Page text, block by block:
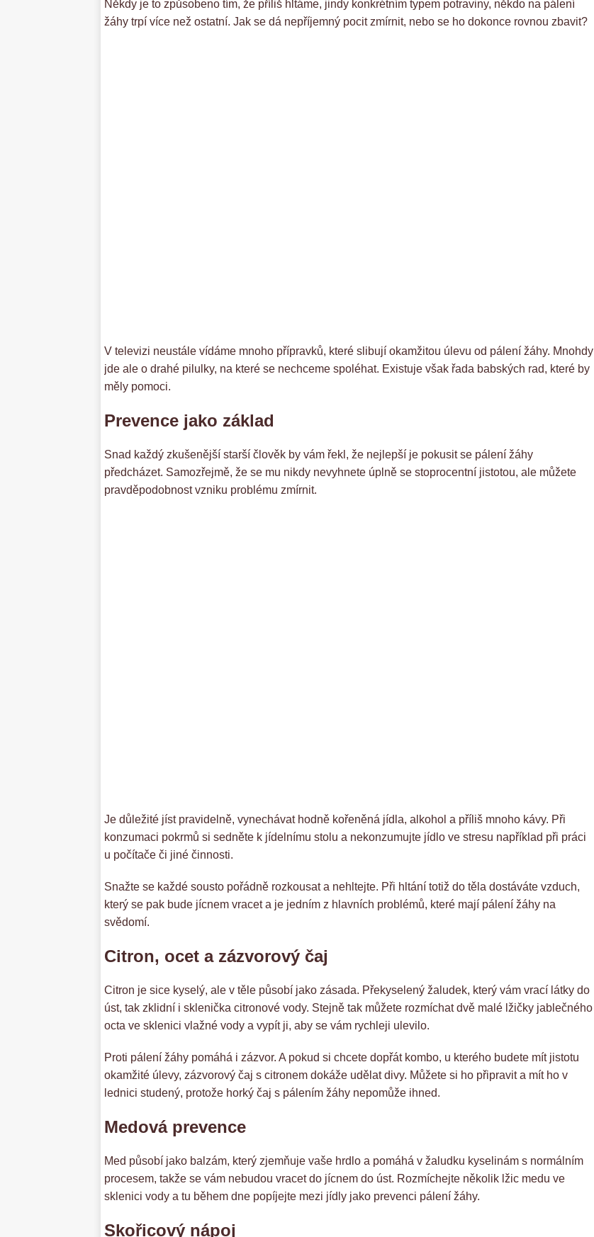
Někdy je to způsobeno tím, že příliš hltáme, jindy konkrétním typem potraviny, někdo na pálení
žáhy trpí více než ostatní. Jak se dá nepříjemný pocit zmírnit, nebo se ho dokonce rovnou zbavit?
V televizi neustále vídáme mnoho přípravků, které slibují okamžitou úlevu od pálení žáhy. Mnohdy
jde ale o drahé pilulky, na které se nechceme spoléhat. Existuje však řada babských rad, které by
měly pomoci.
Prevence jako základ
Snad každý zkušenější starší člověk by vám řekl, že nejlepší je pokusit se pálení žáhy
předcházet. Samozřejmě, že se mu nikdy nevyhnete úplně se stoprocentní jistotou, ale můžete
pravděpodobnost vzniku problému zmírnit.
Je důležité jíst pravidelně, vynechávat hodně kořeněná jídla, alkohol a příliš mnoho kávy. Při
konzumaci pokrmů si sedněte k jídelnímu stolu a nekonzumujte jídlo ve stresu například při práci
u počítače či jiné činnosti.
Snažte se každé sousto pořádně rozkousat a nehltejte. Při hltání totiž do těla dostáváte vzduch,
který se pak bude jícnem vracet a je jedním z hlavních problémů, které mají pálení žáhy na
svědomí.
Citron, ocet a zázvorový čaj
Citron je sice kyselý, ale v těle působí jako zásada. Překyselený žaludek, který vám vrací látky do
úst, tak zklidní i sklenička citronové vody. Stejně tak můžete rozmíchat dvě malé lžičky jablečného
octa ve sklenici vlažné vody a vypít ji, aby se vám rychleji ulevilo.
Proti pálení žáhy pomáhá i zázvor. A pokud si chcete dopřát kombo, u kterého budete mít jistotu
okamžité úlevy, zázvorový čaj s citronem dokáže udělat divy. Můžete si ho připravit a mít ho v
lednici studený, protože horký čaj s pálením žáhy nepomůže ihned.
Medová prevence
Med působí jako balzám, který zjemňuje vaše hrdlo a pomáhá v žaludku kyselinám s normálním
procesem, takže se vám nebudou vracet do jícnem do úst. Rozmíchejte několik lžic medu ve
sklenici vody a tu během dne popíjejte mezi jídly jako prevenci pálení žáhy.
Skořicový nápoj